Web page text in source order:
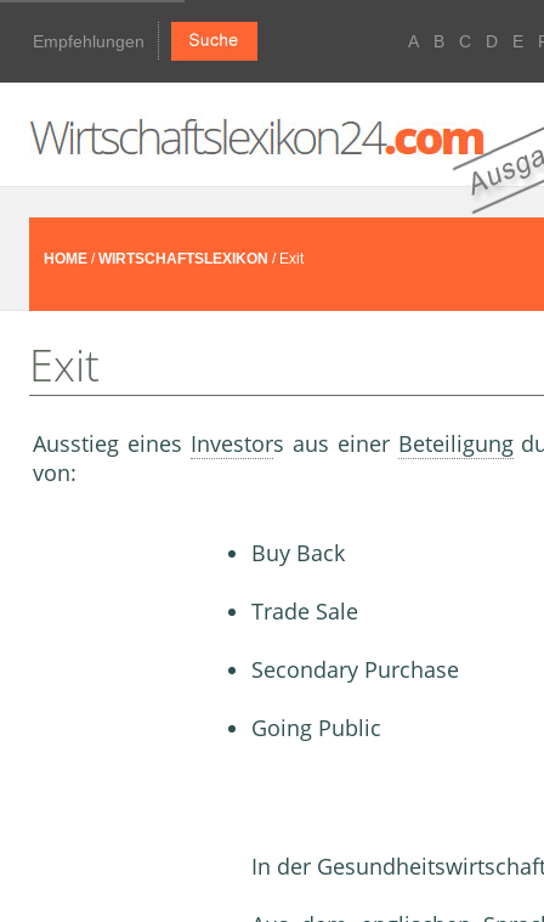
Empfehlungen A B C D E
HOME /WIRTSCHAFTSLEXIKON / Exit
Exit
Ausstieg eines Investors aus einer Beteiligung
von:
Buy Back
Trade Sale
Secondary Purchase
Going Public
In der